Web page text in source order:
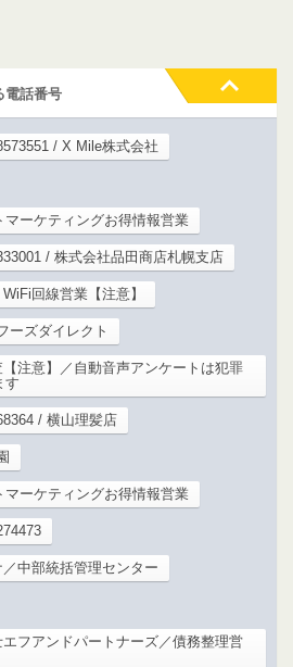
電話番号
/ X Mile株式会社
ーケティングお得情報営業
/ 株式会社品田商店札幌支店
回線営業【注意】
ーズダイレクト
注意】／自動音声アンケートは犯罪
す
/ 横山理髪店
ーケティングお得情報営業
中部統括管理センター
フアンドパートナーズ／債務整理営